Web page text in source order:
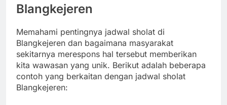
Blangkejeren
Memahami pentingnya jadwal sholat di
Blangkejeren dan bagaimana masyarakat
sekitarnya merespons hal tersebut memberikan
kita wawasan yang unik. Berikut adalah beberapa
contoh yang berkaitan dengan jadwal sholat
Blangkejeren: